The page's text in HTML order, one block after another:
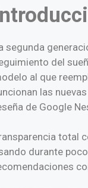
segunda
del
al que
las
de Google
total
durante